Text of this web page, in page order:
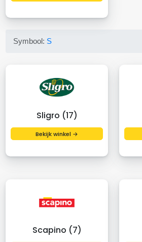
Symbool: S
Sligro (17)
Bekijk winkel →
Scapino (7)